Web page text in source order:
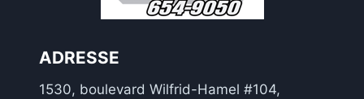
ADRESSE
1530, boulevard Wilfrid-Hamel #104,